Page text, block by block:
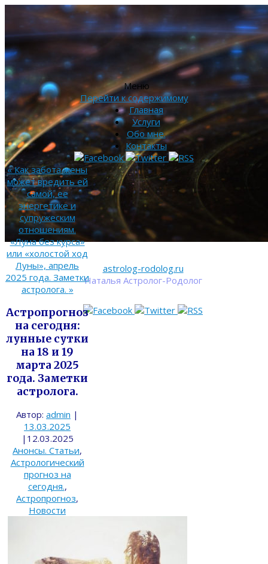
astrolog-rodolog.ru
Наталья Астролог-Родолог
Меню
Перейти к содержимому
Главная
Услуги
Обо мне.
Контакты
«Как забота жены
может вредить ей
самой, ее
энергетике и
супружеским
отношениям.
«Луна без курса»
или «холостой ход
Луны», апрель
2025 года. Заметки
астролога. »
Астропрогноз
на сегодня:
лунные сутки
на 18 и 19
марта 2025
года. Заметки
астролога.
Автор: admin |
13.03.2025
| 12.03.2025
Анонсы. Статьи,
Астрологический
прогноз на
сегодня.,
Астропрогноз,
Новости